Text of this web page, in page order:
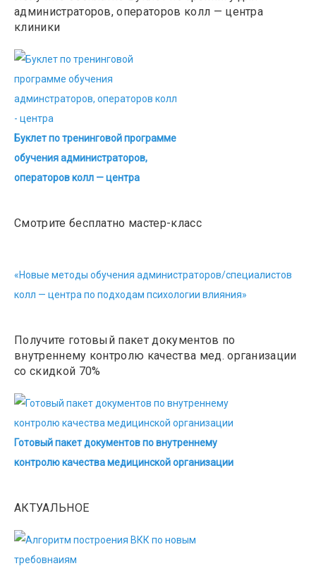
администраторов, операторов колл — центра
клиники
Буклет по тренинговой программе
обучения администраторов,
операторов колл — центра
Смотрите бесплатно мастер-класс
«Новые методы обучения администраторов/специалистов
колл — центра по подходам психологии влияния»
Получите готовый пакет документов по
внутреннему контролю качества мед. организации
со скидкой 70%
Готовый пакет документов по внутреннему
контролю качества медицинской организации
АКТУАЛЬНОЕ